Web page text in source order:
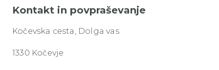
Kontakt in povpraševanje
Kočevska cesta, Dolga vas
1330 Kočevje